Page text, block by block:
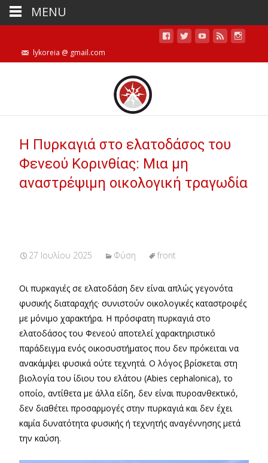
lykoreia @ gmail.com
Η Πυρκαγιά στο ελατοδάσος του
Φενεού Κορινθίας: Μια μη
αναστρέψιμη οικολογική τραγωδία
27 Ιουλίου 2025 Φύση front
Οι πυρκαγιές σε ελατοδάση δεν είναι απλώς γεγονότα
φυσικής διαταραχής· συνιστούν οικολογικές καταστροφές
με μόνιμο χαρακτήρα. Η πρόσφατη πυρκαγιά στο
ελατοδάσος του Φενεού αποτελεί χαρακτηριστικό
παράδειγμα ενός οικοσυστήματος που δεν πρόκειται να
ανακάμψει φυσικά ούτε τεχνητά. Ο λόγος βρίσκεται στη
βιολογία του ίδιου του ελάτου (Abies cephalonica), το
οποίο, αντίθετα με άλλα είδη, δεν είναι πυροανθεκτικό,
δεν διαθέτει προσαρμογές στην πυρκαγιά και δεν έχει
καμία δυνατότητα φυσικής ή τεχνητής αναγέννησης μετά
την καύση.
MENU